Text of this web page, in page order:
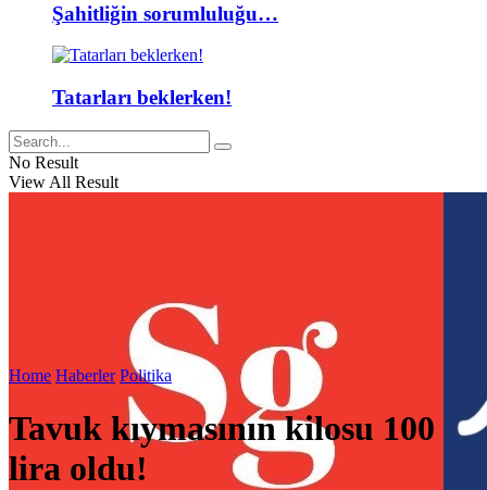
Şahitliğin sorumluluğu…
Tatarları beklerken!
No Result
View All Result
Home Haberler Politika
Tavuk kıymasının kilosu 100
lira oldu!